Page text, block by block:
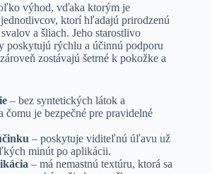
výhod, vďaka ktorým je
ktorí hľadajú prirodzenú
a šliach. Jeho starostlivo
poskytujú rýchlu a účinnú podporu
zostávajú šetrné k pokožke a
– bez syntetických látok a
čomu je bezpečné pre pravidelné
– poskytuje viditeľnú úľavu už
minút po aplikácii.
– má nemastnú textúru, ktorá sa